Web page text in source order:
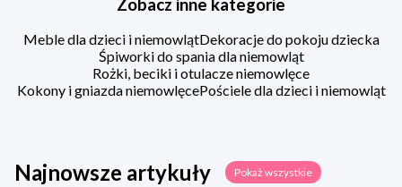
Zobacz inne kategorie
Meble dla dzieci i niemowlątDekoracje do pokoju dziecka
Śpiworki do spania dla niemowląt
Rożki, beciki i otulacze niemowlęce
Kokony i gniazda niemowlęcePościele dla dzieci i niemowląt
Najnowsze artykuły Pokaż wszystkie